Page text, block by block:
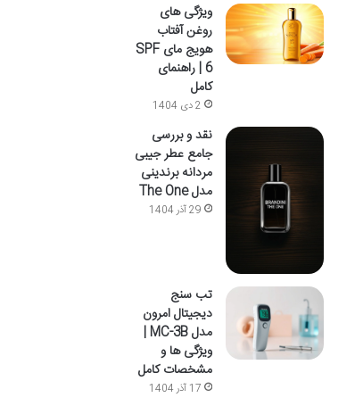
ویژگی های
روغن آفتاب
هویج مای SPF
6 | راهنمای
کامل
2 دی 1404
نقد و بررسی
جامع عطر جیبی
مردانه برندینی
مدل The One
29 آذر 1404
تب سنج
دیجیتال امرون
مدل MC-3B |
ویژگی ها و
مشخصات کامل
17 آذر 1404